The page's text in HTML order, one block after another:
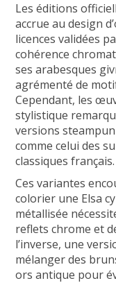
Les éditions
accrue au design
licences validées
cohérence
ses arabesques
agrémenté de
Cependant, les
stylistique
versions
comme celui des
classiques français.
Ces variantes
colorier une Elsa
métallisée
reflets chrome et
l’inverse, une
mélanger des
ors antique pour